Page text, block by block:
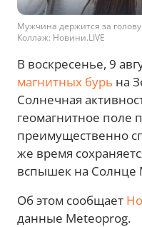
Мужчина держится за
Коллаж: Новини.LIVE
В воскресенье, 9
магнитных бурь на
Солнечная
геомагнитное поле
преимущественно
же время
вспышек на Солнце
Об этом сообщает
данные Meteoprog.